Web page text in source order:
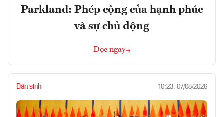
Parkland: Phép cộng của hạnh phúc
và sự chủ động
Đọc ngay
Dân sinh 10:23, 07/08/2026